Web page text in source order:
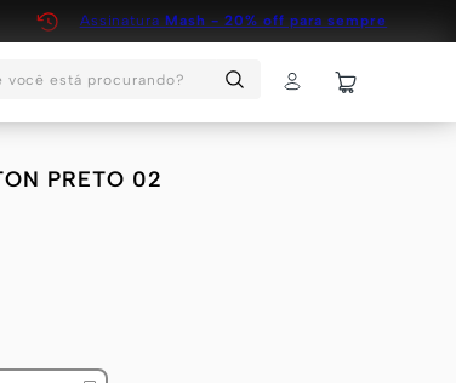
Assinatura Mash - 20% off para sempre
está procurando?
PRETO 02